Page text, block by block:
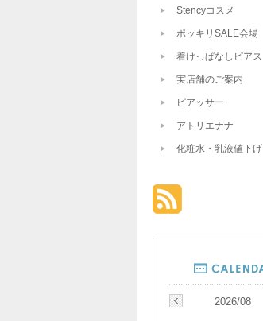
Stencyコスメ
ポッキリSALE会場
着けっぱなしピアス
実店舗のご案内
ピアッサー
アトリエナナ
化粧水・乳液値下げ
2026/08